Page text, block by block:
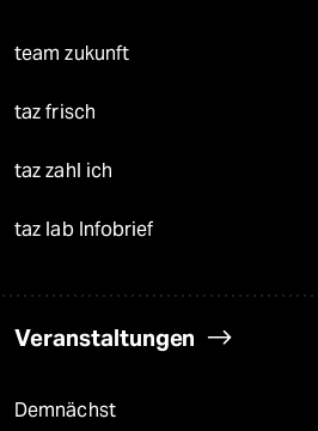
team zukunft
taz frisch
taz zahl ich
taz lab Infobrief
Veranstaltungen
Demnächst